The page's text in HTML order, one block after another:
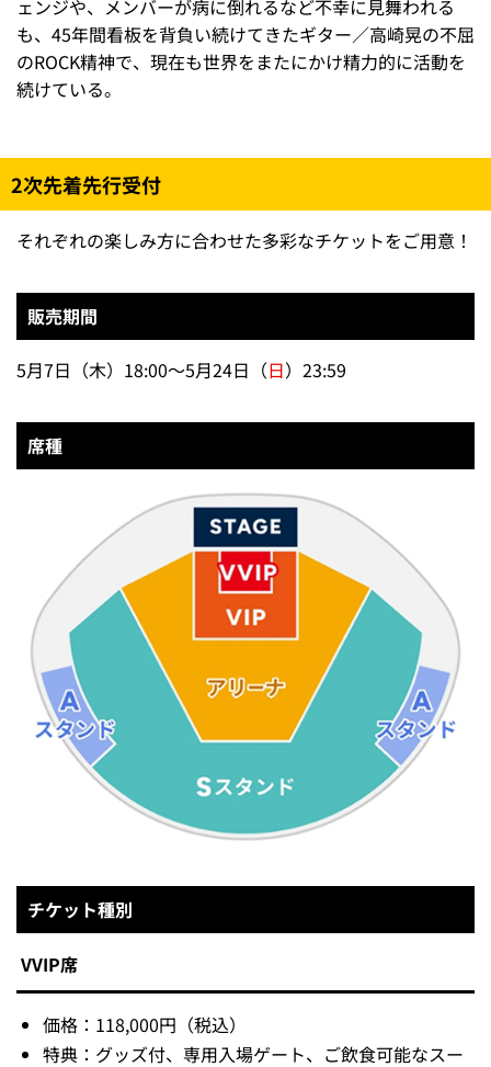
ェンジや、メンバーが病に倒れるなど不幸に見舞われる
も、45年間看板を背負い続けてきたギター／高崎晃の不屈
のROCK精神で、現在も世界をまたにかけ精力的に活動を
続けている。
2次先着先行受付
それぞれの楽しみ方に合わせた多彩なチケットをご用意！
販売期間
5月7日（木）18:00～5月24日（日）23:59
席種
チケット種別
VVIP席
価格：118,000円（税込）
特典：グッズ付、専用入場ゲート、ご飲食可能なスー